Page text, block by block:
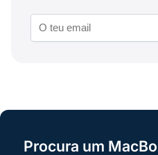
Procura um